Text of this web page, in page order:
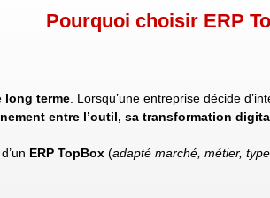
Pourquoi choisir ERP
long terme. Lorsqu’une entreprise décide
entre l’outil, sa transformation
ERP TopBox(adapté marché, métier,